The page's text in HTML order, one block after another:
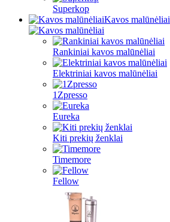
Superkop
Kavos malūnėliai
Rankiniai kavos malūnėliai
Elektriniai kavos malūnėliai
1Zpresso
Eureka
Kiti prekių ženklai
Timemore
Fellow